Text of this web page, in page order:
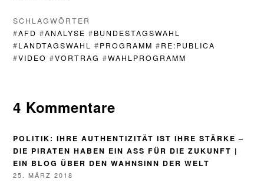
SCHLAGWÖRTER
#AFD #ANALYSE #BUNDESTAGSWAHL
#LANDTAGSWAHL #PROGRAMM #RE:PUBLICA
#VIDEO #VORTRAG #WAHLPROGRAMM
4 Kommentare
POLITIK: IHRE AUTHENTIZITÄT IST IHRE STÄRKE –
DIE PIRATEN HABEN EIN ASS FÜR DIE ZUKUNFT |
EIN BLOG ÜBER DEN WAHNSINN DER WELT
25. MÄRZ 2018